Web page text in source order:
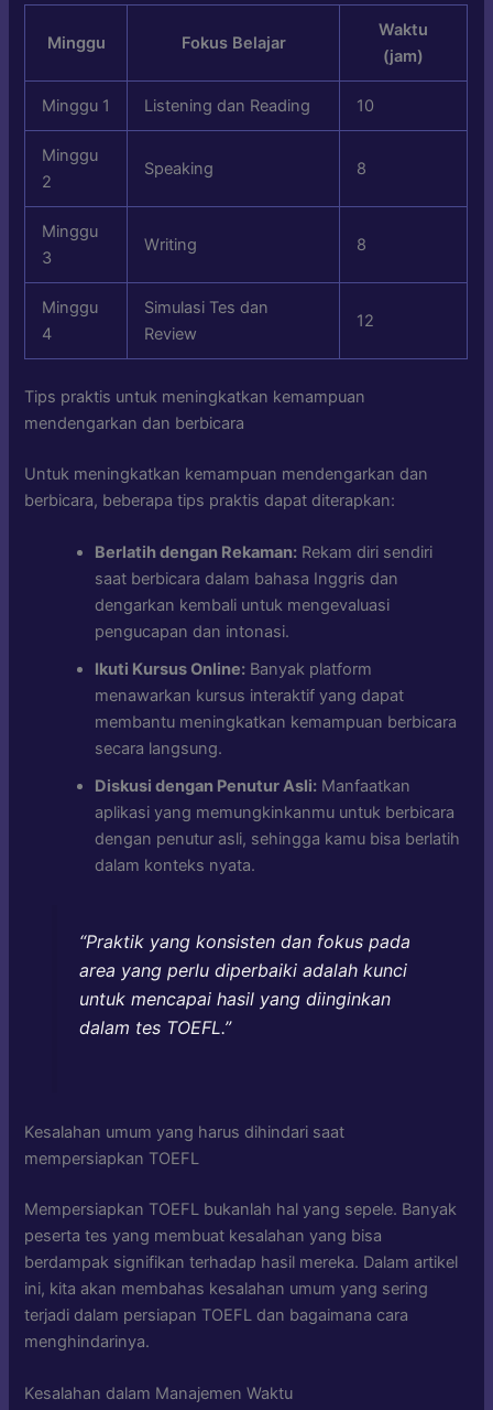
Minggu Fokus Belajar
Waktu
(jam)
Minggu 1 Listening dan Reading 10
Minggu
2
Speaking 8
Minggu
3
Writing 8
Minggu
4
Simulasi Tes dan
Review
12
Tips praktis untuk meningkatkan kemampuan
mendengarkan dan berbicara
Untuk meningkatkan kemampuan mendengarkan dan
berbicara, beberapa tips praktis dapat diterapkan:
Berlatih dengan Rekaman: Rekam diri sendiri
saat berbicara dalam bahasa Inggris dan
dengarkan kembali untuk mengevaluasi
pengucapan dan intonasi.
Ikuti Kursus Online: Banyak platform
menawarkan kursus interaktif yang dapat
membantu meningkatkan kemampuan berbicara
secara langsung.
Diskusi dengan Penutur Asli: Manfaatkan
aplikasi yang memungkinkanmu untuk berbicara
dengan penutur asli, sehingga kamu bisa berlatih
dalam konteks nyata.
“Praktik yang konsisten dan fokus pada
area yang perlu diperbaiki adalah kunci
untuk mencapai hasil yang diinginkan
dalam tes TOEFL.”
Kesalahan umum yang harus dihindari saat
mempersiapkan TOEFL
Mempersiapkan TOEFL bukanlah hal yang sepele. Banyak
peserta tes yang membuat kesalahan yang bisa
berdampak signifikan terhadap hasil mereka. Dalam artikel
ini, kita akan membahas kesalahan umum yang sering
terjadi dalam persiapan TOEFL dan bagaimana cara
menghindarinya.
Kesalahan dalam Manajemen Waktu